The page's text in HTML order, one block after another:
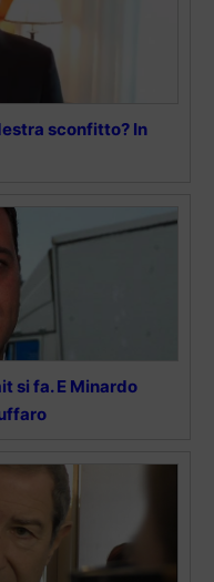
sconfitto? In
si fa. E Minardo